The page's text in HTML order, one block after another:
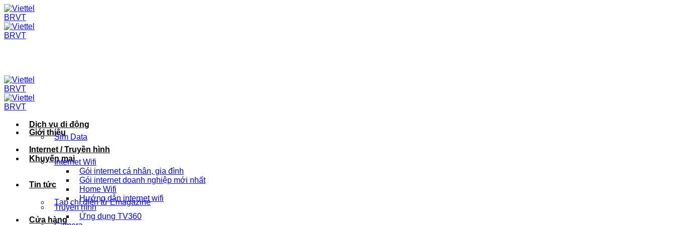
Skip
to
content
Giới thiệu
Khuyến mại
Tin tức
Tạp chí điện tử Emagazine
Cửa hàng
Dịch vụ di động
Sim Data
Internet / Truyền hình
Internet Wifi
Gói internet cá nhân, gia đình
Gói internet doanh nghiệp mới nhất
Home Wifi
Hướng dẫn internet wifi
Truyền hình
Ứng dụng TV360